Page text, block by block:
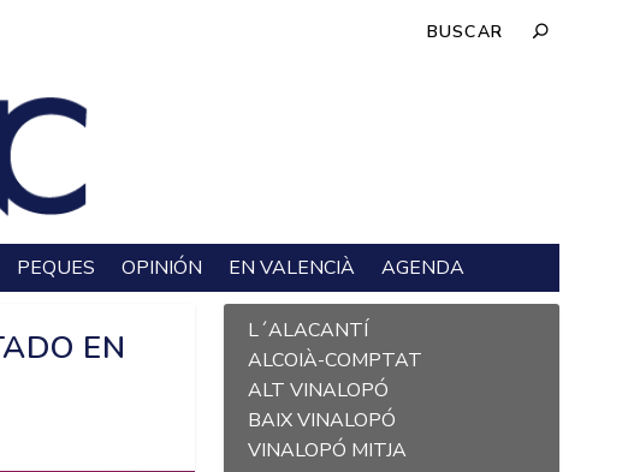
PEQUES OPINIÓN EN VALENCIÀ AGENDA
EN
L´ALACANTÍ
ALCOIÀ-COMPTAT
ALT VINALOPÓ
BAIX VINALOPÓ
VINALOPÓ MITJA